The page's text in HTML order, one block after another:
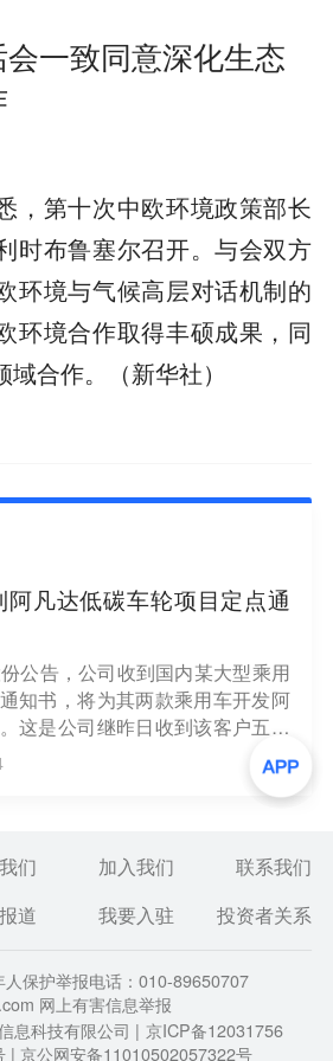
一致同意深化生态
，第十次中欧环境政策部长
时布鲁塞尔召开。与会双方
环境与气候高层对话机制的
环境合作取得丰硕成果，同
合作。（新华社）
凡达低碳车轮项目定点通
公告，公司收到国内某大型乘用
知书，将为其两款乘用车开发阿
这是公司继昨日收到该客户五个
目，上述两款车型均为客户畅销
到客户的定点项目，充分说明了客
凡达低碳车轮的认可与支持。该项
们 加入我们
联系我们
道 我要入驻 投资者关系
保护举报电话：010-89650707
网上有害信息举报
息科技有限公司 | 京ICP备12031756
| 京公网安备11010502057322号